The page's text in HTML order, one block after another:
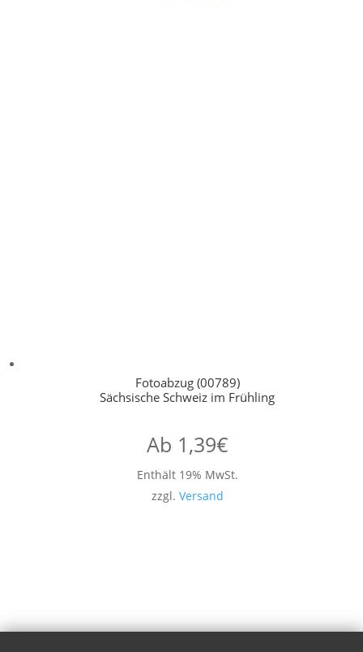
Fotoabzug (00789)
Sächsische Schweiz im Frühling
Ab 1,39€
Enthält 19% MwSt.
zzgl. Versand